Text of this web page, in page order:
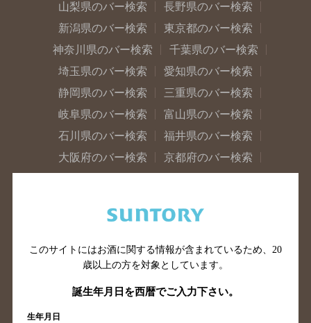
山梨県のバー検索
長野県のバー検索
新潟県のバー検索
東京都のバー検索
神奈川県のバー検索
千葉県のバー検索
埼玉県のバー検索
愛知県のバー検索
静岡県のバー検索
三重県のバー検索
岐阜県のバー検索
富山県のバー検索
石川県のバー検索
福井県のバー検索
大阪府のバー検索
京都府のバー検索
広島県のバー検索
岡山県のバー検索
山口県のバー検索
鳥取県のバー検索
島根県のバー検索
徳島県のバー検索
香川県のバー検索
愛媛県のバー検索
このサイトにはお酒に関する情報が含まれているため、 20
歳以上の方を対象としています。
誕生年月日を西暦でご入力下さい。
生年月日